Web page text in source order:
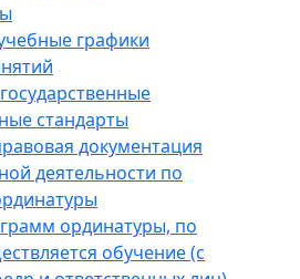
графики
стандарты
документация
деятельности по
ординатуры, по
обучение (с